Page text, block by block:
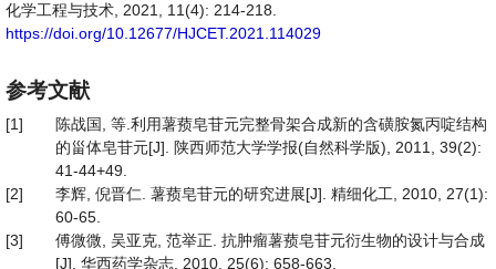
化学工程与技术, 2021, 11(4): 214-218.
https://doi.org/10.12677/HJCET.2021.114029
参考文献
[1]
陈战国, 等.利用薯蓣皂苷元完整骨架合成新的含磺胺氮丙啶结构
的甾体皂苷元[J]. 陕西师范大学学报(自然科学版), 2011, 39(2):
41-44+49.
[2]
李辉, 倪晋仁. 薯蓣皂苷元的研究进展[J]. 精细化工, 2010, 27(1):
60-65.
[3]
傅微微, 吴亚克, 范举正. 抗肿瘤薯蓣皂苷元衍生物的设计与合成
[J]. 华西药学杂志, 2010, 25(6): 658-663.